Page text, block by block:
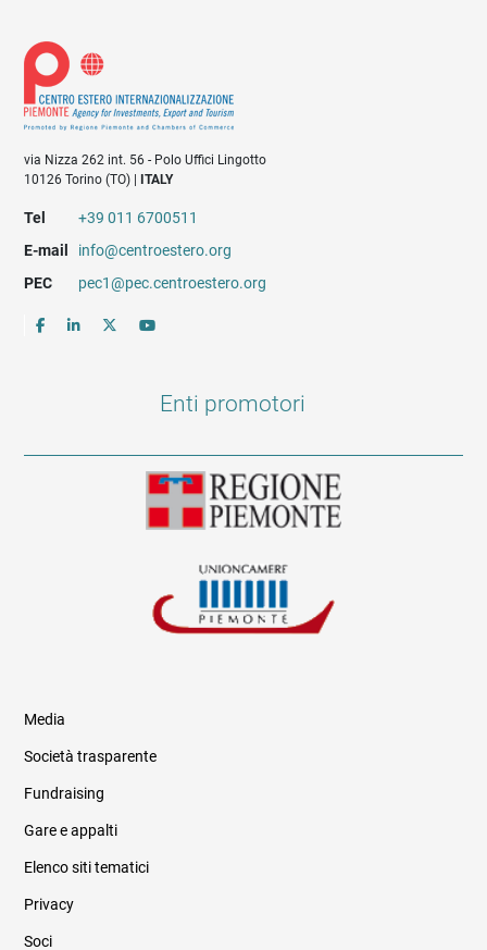
via Nizza 262 int. 56 - Polo Uffici Lingotto
10126 Torino (TO) |
ITALY
Tel
+39 011 6700511
E-mail
info@centroestero.org
PEC
pec1@pec.centroestero.org
Enti promotori
Informazioni legali e trasparenza
Media
Società trasparente
Fundraising
Gare e appalti
Elenco siti tematici
Privacy
Soci